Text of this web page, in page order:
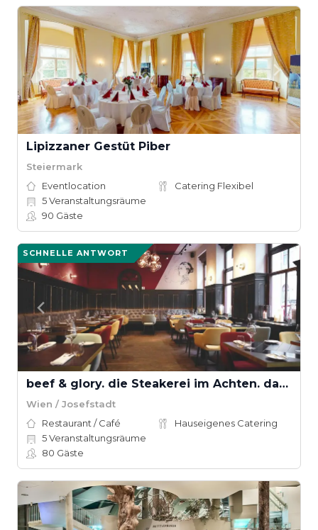
Lipizzaner Gestüt Piber
Steiermark
Eventlocation
Catering Flexibel
5Veranstaltungsräume
90 Gäste
SCHNELLE ANTWORT
beef & glory. die Steakerei im Achten. das Steakhouse in Wien
Wien / Josefstadt
Restaurant / Café
Hauseigenes Catering
5Veranstaltungsräume
80 Gäste